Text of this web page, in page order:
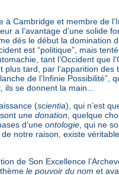
Cambridge et membre de
a l’avantage d’une solide
dès le début la domination
est “politique”, mais
tant l’Occident que
tard, par l’apparition
de l’Infinie
se donnent la main...
(scientia), qui n’est
une donation , quelque
d’une ontologie , qui ne
notre raison, existe
de Son Excellence
le pouvoir du nom et